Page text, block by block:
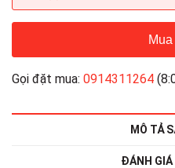
Gọi đặt mua: 0914311264
MÔ TẢ
ĐÁNH GIÁ